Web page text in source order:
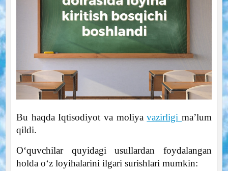
Bu haqda Iqtisodiyot va moliyavazirligimaʼlum
qildi.
Oʻquvchilar quyidagi usullardan foydalangan
holda oʻz loyihalarini ilgari surishlari mumkin: